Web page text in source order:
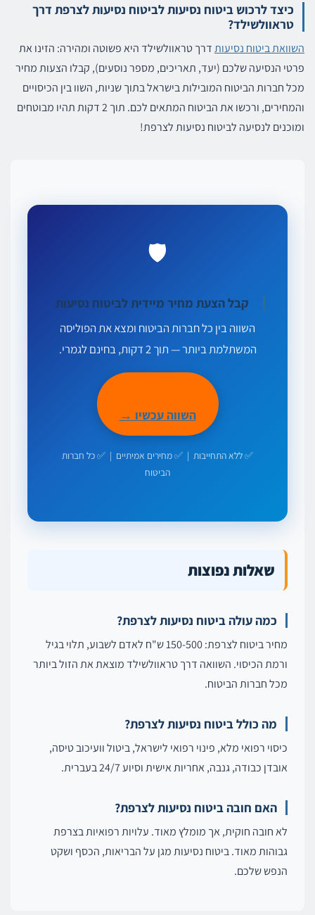
כיצד לרכוש ביטוח נסיעות לביטוח נסיעות לצרפת דרך
טראוולשילד?
השוואת ביטוח נסיעותדרך טראוולשילד היא פשוטה ומהירה: הזינו את
פרטי הנסיעה שלכם (יעד, תאריכים, מספר נוסעים), קבלו הצעות מחיר
מכל חברות הביטוח המובילות בישראל בתוך שניות, השוו בין הכיסויים
והמחירים, ורכשו את הביטוח המתאים לכם. תוך 2 דקות תהיו מבוטחים
ומוכנים לנסיעה לביטוח נסיעות לצרפת!
🛡️
קבל הצעת מחיר מיידית לביטוח נסיעות
השווה בין כל חברות הביטוח ומצא את הפוליסה
המשתלמת ביותר — תוך 2 דקות, בחינם לגמרי.
השווה עכשיו →
✅ ללא התחייבות | ✅ מחירים אמיתיים | ✅ כל חברות
הביטוח
שאלות נפוצות
כמה עולה ביטוח נסיעות לצרפת?
מחיר ביטוח לצרפת: 150-500 ש"ח לאדם לשבוע, תלוי בגיל
ורמת הכיסוי. השוואה דרך טראוולשילד מוצאת את הזול ביותר
מכל חברות הביטוח.
מה כולל ביטוח נסיעות לצרפת?
כיסוי רפואי מלא, פינוי רפואי לישראל, ביטול וועיכוב טיסה,
אובדן כבודה, גנבה, אחריות אישית וסיוע 24/7 בעברית.
האם חובה ביטוח נסיעות לצרפת?
לא חובה חוקית, אך מומלץ מאוד. עלויות רפואיות בצרפת
גבוהות מאוד. ביטוח נסיעות מגן על הבריאות, הכסף ושקט
הנפש שלכם.